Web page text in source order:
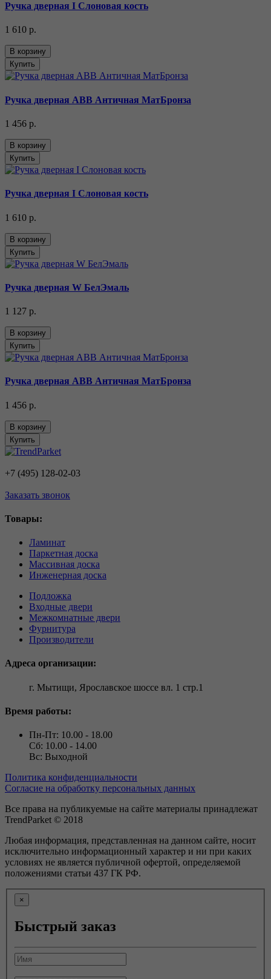
Ручка дверная I Слоновая кость
1 610 р.
В корзину
Купить
Ручка дверная ABB Античная МатБронза
1 456 р.
В корзину
Купить
Ручка дверная I Слоновая кость
1 610 р.
В корзину
Купить
Ручка дверная W БелЭмаль
1 127 р.
В корзину
Купить
Ручка дверная ABB Античная МатБронза
1 456 р.
В корзину
Купить
+7 (495) 128-02-03
Заказать звонок
Товары:
Ламинат
Паркетная доска
Массивная доска
Инженерная доска
Подложка
Входные двери
Межкомнатные двери
Фурнитура
Производители
Адреса организации:
г. Мытищи, Ярославское шоссе вл. 1 стр.1
Время работы:
Пн-Пт: 10.00 - 18.00
Сб: 10.00 - 14.00
Вс: Выходной
Политика конфиденциальности
Согласие на обработку персональных данных
Все права на публикуемые на сайте материалы принадлежат
TrendParket © 2018
Любая информация, представленная на данном сайте, носит
исключительно информационный характер и ни при каких
условиях не является публичной офертой, определяемой
положениями статьи 437 ГК РФ.
×
Быстрый заказ